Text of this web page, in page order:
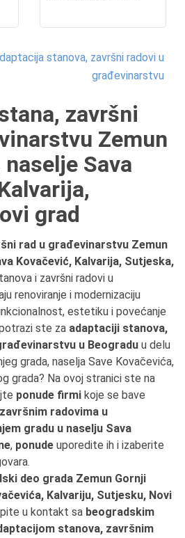
stanova, završni radovi u
građevinarstvu
završni
Zemun
Sava
grad
rad u građevinarstvu Zemun
Kovačević, Kalvarija, Sutjeska,
i završni radovi u
renoviranje i modernizaciju
estetiku i povećanje
ste za adaptaciji stanova,
u Beogradu u delu
grada, naselja Save Kovačevića,
grada? Na ovoj stranici ste na
ponude firmi koje se bave
radovima u
gradu u naselju Sava
, ponude uporedite ih i izaberite
deo grada Zemun Gornji
Kalvariju, Sutjesku, Novi
u kontakt sa beogradskim
stanova, završnim